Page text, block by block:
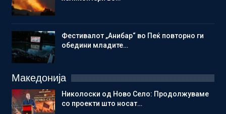
Фестивалот „Анибар“ во Пеќ повторно ги
обедини младите…
Македонија
Николоски од Ново Село: Продолжуваме
со проекти што носат…